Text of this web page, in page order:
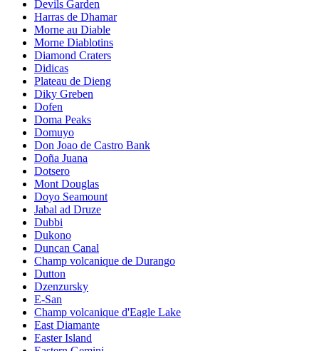
Devils Garden
Harras de Dhamar
Morne au Diable
Morne Diablotins
Diamond Craters
Didicas
Plateau de Dieng
Diky Greben
Dofen
Doma Peaks
Domuyo
Don Joao de Castro Bank
Doña Juana
Dotsero
Mont Douglas
Doyo Seamount
Jabal ad Druze
Dubbi
Dukono
Duncan Canal
Champ volcanique de Durango
Dutton
Dzenzursky
E-San
Champ volcanique d'Eagle Lake
East Diamante
Easter Island